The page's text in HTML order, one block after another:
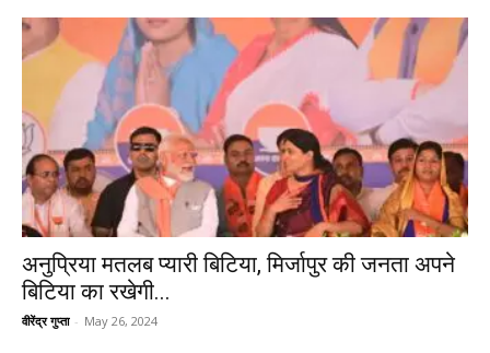
अनुप्रिया मतलब प्यारी बिटिया, मिर्जापुर की जनता अपने
बिटिया का रखेगी...
वीरेंद्र गुप्ता - May 26, 2024